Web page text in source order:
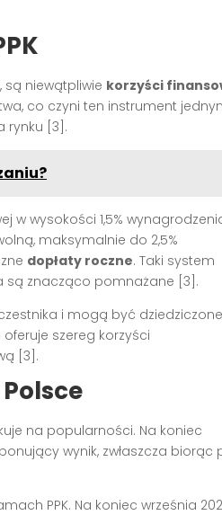
są niewątpliwie korzyści
co czyni ten instrument
rynku [3].
wysokości 1,5%
maksymalnie do 2,5%
dopłaty roczne. Taki system
są znacząco pomnażane [3].
i mogą być
szereg korzyści
[3].
na popularności. Na koniec
wynik, zwłaszcza biorąc
PPK. Na koniec września